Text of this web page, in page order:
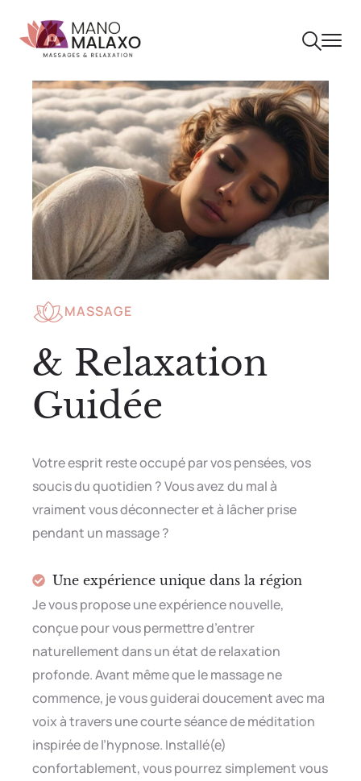
MASSAGE
& Relaxation
Guidée
Votre esprit reste occupé par vos pensées, vos
soucis du quotidien ? Vous avez du mal à
vraiment vous déconnecter et à lâcher prise
pendant un massage ?
Une expérience unique dans la région
Je vous propose une expérience nouvelle,
conçue pour vous permettre d’entrer
naturellement dans un état de relaxation
profonde. Avant même que le massage ne
commence, je vous guiderai doucement avec ma
voix à travers une courte séance de méditation
inspirée de l’hypnose. Installé(e)
confortablement, vous pourrez simplement vous